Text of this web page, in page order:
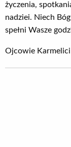
życzenia,
nadziei. Niech
spełni Wasze
Ojcowie Karmelici